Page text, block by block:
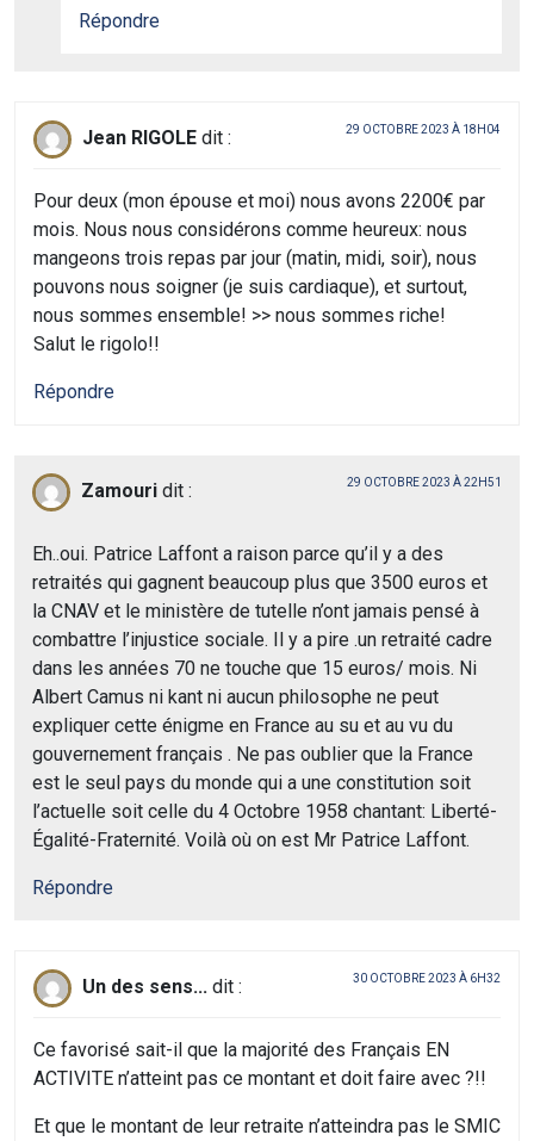
Répondre
Jean RIGOLE dit : 29 OCTOBRE 2023 À 18H04
Pour deux (mon épouse et moi) nous avons 2200€ par
mois. Nous nous considérons comme heureux: nous
mangeons trois repas par jour (matin, midi, soir), nous
pouvons nous soigner (je suis cardiaque), et surtout,
nous sommes ensemble! >> nous sommes riche!
Salut le rigolo!!
Répondre
Zamouri dit : 29 OCTOBRE 2023 À 22H51
Eh..oui. Patrice Laffont a raison parce qu’il y a des
retraités qui gagnent beaucoup plus que 3500 euros et
la CNAV et le ministère de tutelle n’ont jamais pensé à
combattre l’injustice sociale. Il y a pire .un retraité cadre
dans les années 70 ne touche que 15 euros/ mois. Ni
Albert Camus ni kant ni aucun philosophe ne peut
expliquer cette énigme en France au su et au vu du
gouvernement français . Ne pas oublier que la France
est le seul pays du monde qui a une constitution soit
l’actuelle soit celle du 4 Octobre 1958 chantant: Liberté-
Égalité-Fraternité. Voilà où on est Mr Patrice Laffont.
Répondre
Un des sens... dit : 30 OCTOBRE 2023 À 6H32
Ce favorisé sait-il que la majorité des Français EN
ACTIVITE n’atteint pas ce montant et doit faire avec ?!!
Et que le montant de leur retraite n’atteindra pas le SMIC